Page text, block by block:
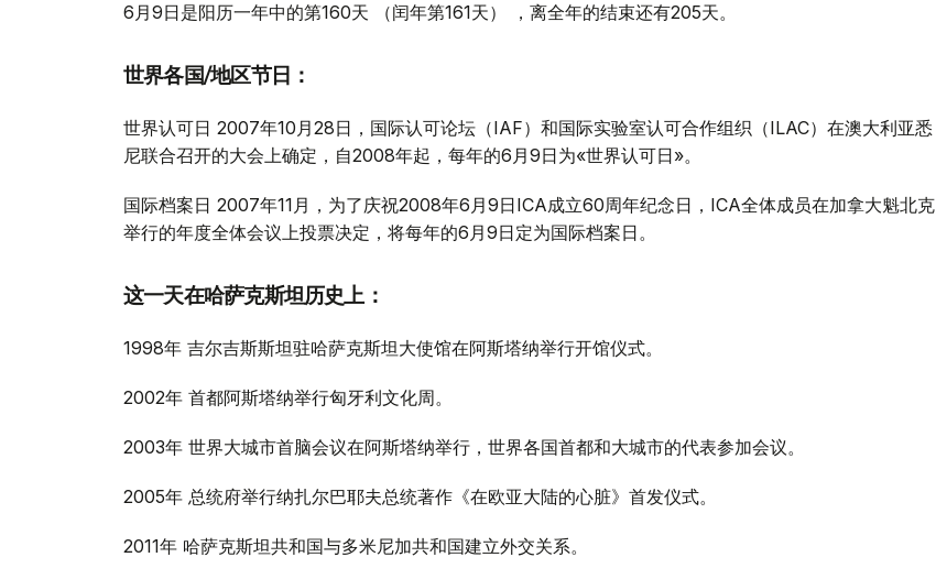
6月9日是阳历一年中的第160天 （闰年第161天） ，离全年的结束还有205天。
世界各国/地区节日：
世界认可日 2007年10月28日，国际认可论坛（IAF）和国际实验室认可合作组织（ILAC）在澳大利亚悉
尼联合召开的大会上确定，自2008年起，每年的6月9日为«世界认可日»。
国际档案日 2007年11月，为了庆祝2008年6月9日ICA成立60周年纪念日，ICA全体成员在加拿大魁北克
举行的年度全体会议上投票决定，将每年的6月9日定为国际档案日。
这一天在哈萨克斯坦历史上：
1998年 吉尔吉斯斯坦驻哈萨克斯坦大使馆在阿斯塔纳举行开馆仪式。
2002年 首都阿斯塔纳举行匈牙利文化周。
2003年 世界大城市首脑会议在阿斯塔纳举行，世界各国首都和大城市的代表参加会议。
2005年 总统府举行纳扎尔巴耶夫总统著作《在欧亚大陆的心脏》首发仪式。
2011年 哈萨克斯坦共和国与多米尼加共和国建立外交关系。